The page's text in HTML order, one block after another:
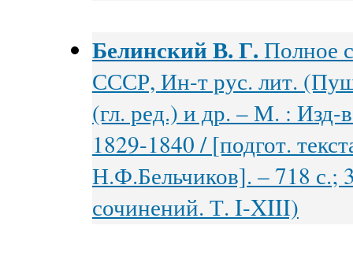
Белинский В. Г. Полное
СССР, Ин-т рус. лит.
(гл. ред.) и др. – М. :
1829-1840 / [подгот.
Н.Ф.Бельчиков]. – 718 с.;
сочинений. Т. I-XIII)